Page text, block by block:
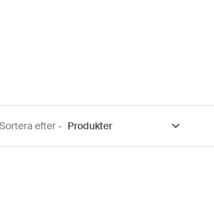
Sortera efter -
loading ramp Svart (selected)